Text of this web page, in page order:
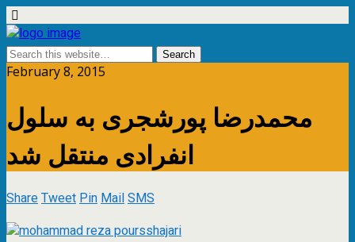
February 8, 2015
محمدرضا پورشجری به سلول
انفرادی منتقل شد
ShareTweetPinMailSMS